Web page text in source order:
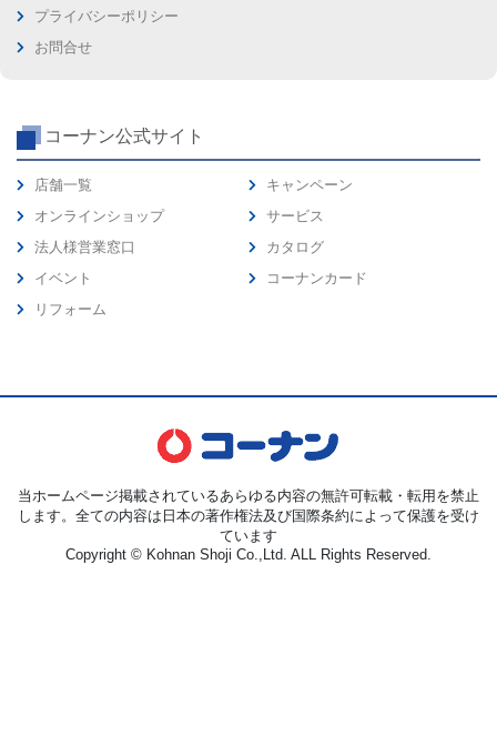
プライバシーポリシー
お問合せ
コーナン公式サイト
店舗一覧
オンラインショップ
法人様営業窓口
イベント
リフォーム
キャンペーン
サービス
カタログ
コーナンカード
当ホームページ掲載されているあらゆる内容の無許可転載・転用を禁止
します。全ての内容は日本の著作権法及び国際条約によって保護を受け
ています
Copyright © Kohnan Shoji Co.,Ltd. ALL Rights Reserved.